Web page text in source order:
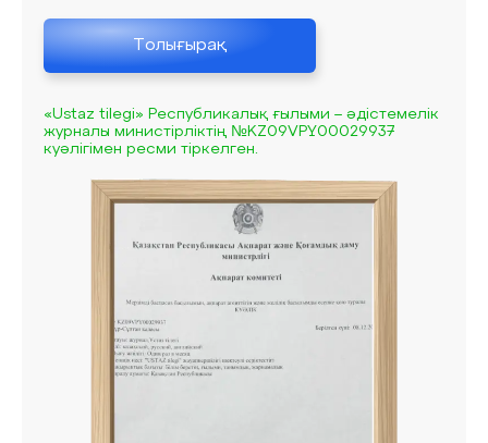
Толығырақ
«Ustaz tilegi» Республикалық ғылыми – әдістемелік
журналы министірліктің №KZ09VPY00029937
куәлігімен ресми тіркелген.